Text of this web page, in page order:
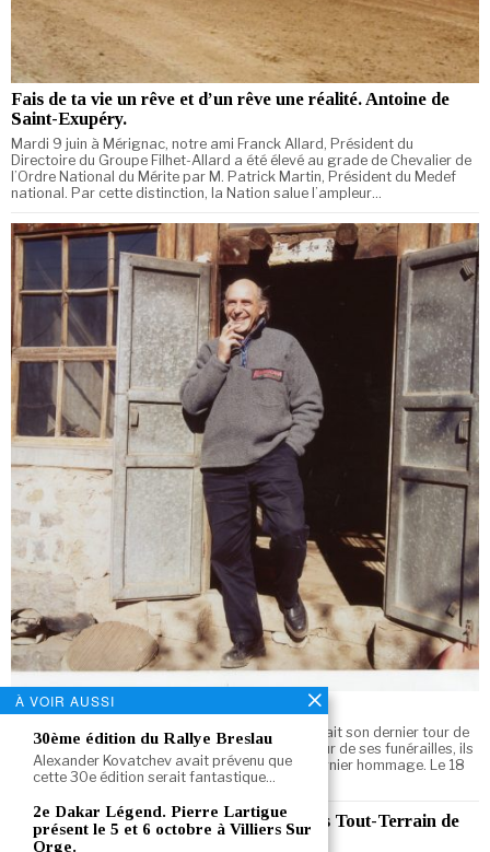
Fais de ta vie un rêve et d’un rêve une réalité. Antoine de
Saint-Exupéry.
Mardi 9 juin à Mérignac, notre ami Franck Allard, Président du
Directoire du Groupe Filhet-Allard a été élevé au grade de Chevalier de
l’Ordre National du Mérite par M. Patrick Martin, Président du Medef
national. Par cette distinction, la Nation salue l’ampleur…
René Metge. Dernier tour de piste !
Le 3 janvier 2024, notre copain René Metge faisait son dernier tour de
piste, laissant derrière lui un immense vide. Le jour de ses funérailles, ils
étaient nombreux à Antony pour lui rendre un dernier hommage. Le 18
janvier 2024, sur le…
Championnat de France FFSA. 9 Heures Tout-Terrain de
Santerre. 10 et 11 mai.
À VOIR AUSSI
30ème édition du Rallye Breslau
Alexander Kovatchev avait prévenu que
cette 30e édition serait fantastique…
2e Dakar Légend. Pierre Lartigue
présent le 5 et 6 octobre à Villiers Sur
Orge.